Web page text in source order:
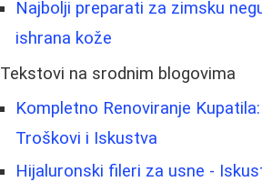
Najbolji preparati za zimsku
ishrana kože
Tekstovi na srodnim blogovima
Kompletno Renoviranje
Troškovi i Iskustva
Hijaluronski fileri za usne -